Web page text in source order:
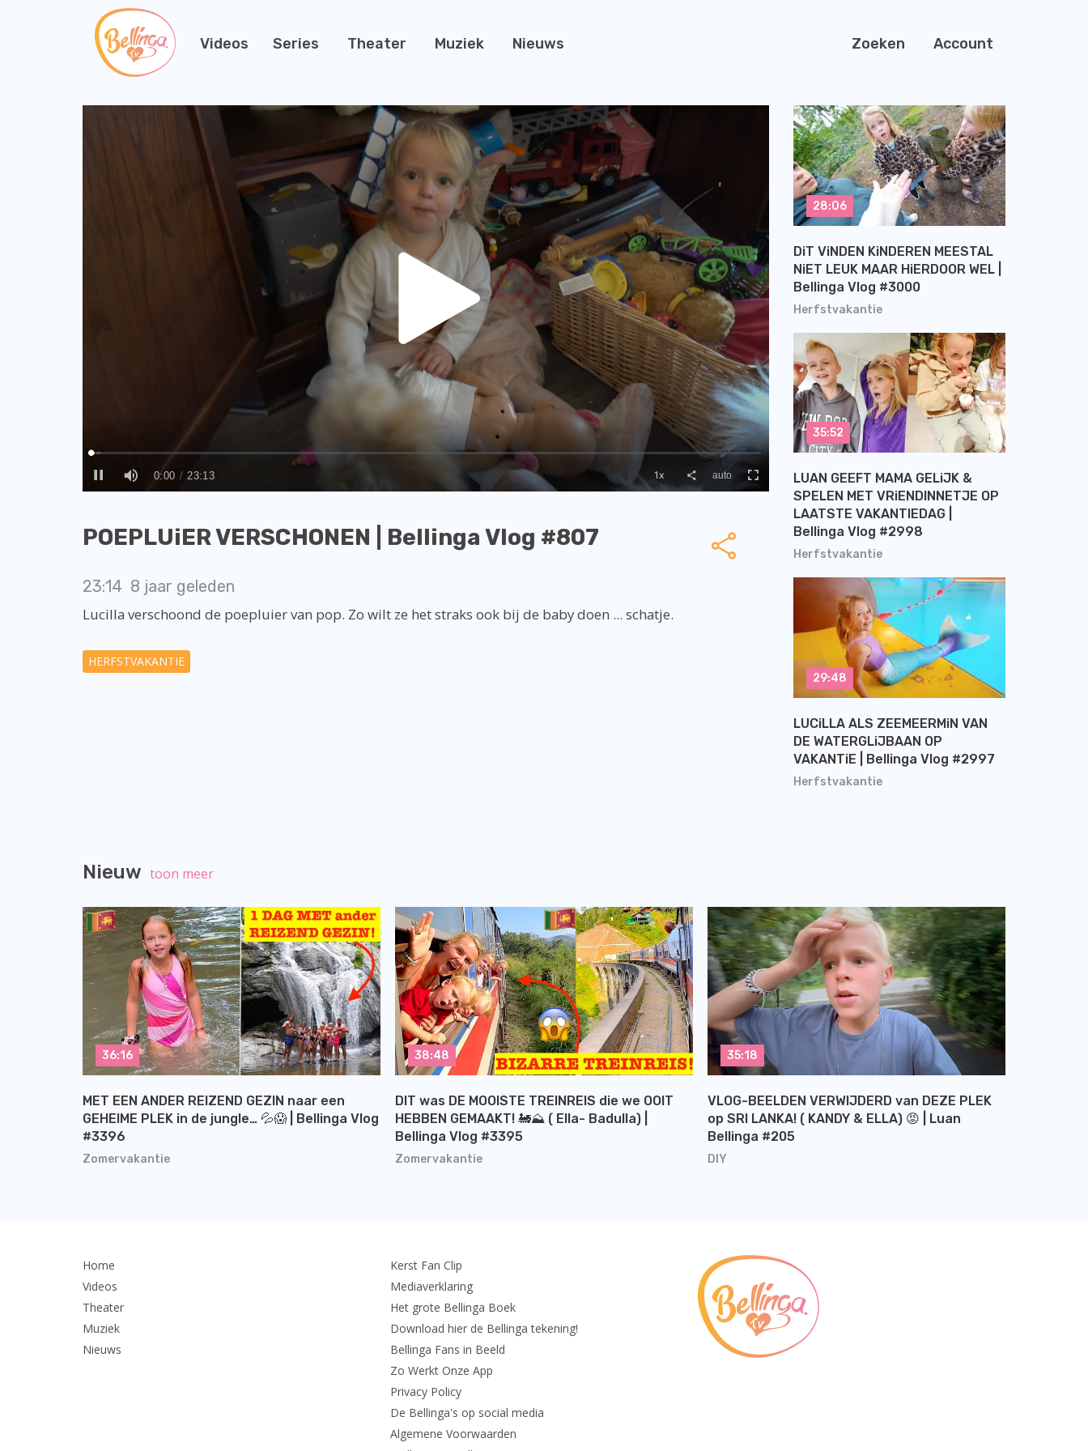
Videos Series Theater Muziek Nieuws Zoeken Account
POEPLUiER VERSCHONEN | Bellinga Vlog #807
23:14 8 jaar geleden
Lucilla verschoond de poepluier van pop. Zo wilt ze het straks ook bij de baby doen ... schatje.
HERFSTVAKANTIE
Herfstvakantie
DiT ViNDEN KiNDEREN MEESTAL
NiET LEUK MAAR HiERDOOR WEL |
Bellinga Vlog #3000
28:06
Herfstvakantie
LUAN GEEFT MAMA GELiJK &
SPELEN MET VRiENDINNETJE OP
LAATSTE VAKANTIEDAG |
Bellinga Vlog #2998
35:52
Herfstvakantie
LUCiLLA ALS ZEEMEERMiN VAN
DE WATERGLiJBAAN OP
VAKANTiE | Bellinga Vlog #2997
29:48
Nieuw toon meer
Zomervakantie
MET EEN ANDER REIZEND GEZIN naar een
GEHEIME PLEK in de jungle… 💦😱 | Bellinga Vlog
#3396
36:16
Zomervakantie
DIT was DE MOOISTE TREINREIS die we OOIT
HEBBEN GEMAAKT! 🚂⛰️ ( Ella- Badulla) |
Bellinga Vlog #3395
38:48
DIY
VLOG-BEELDEN VERWIJDERD van DEZE PLEK
op SRI LANKA! ( KANDY & ELLA) 😡 | Luan
Bellinga #205
35:18
Home
Videos
Theater
Muziek
Nieuws
Kerst Fan Clip
Mediaverklaring
Het grote Bellinga Boek
Download hier de Bellinga tekening!
Bellinga Fans in Beeld
Zo Werkt Onze App
Privacy Policy
De Bellinga's op social media
Algemene Voorwaarden